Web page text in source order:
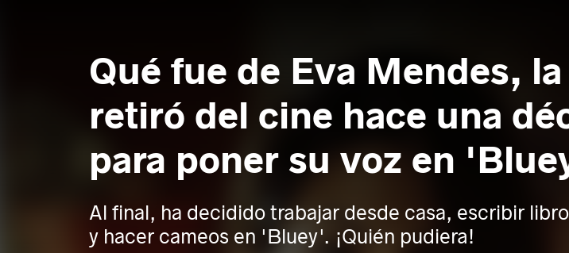
Qué fue de Eva Mendes,
retiró del cine hace una
para poner su voz en
Al final, ha decidido trabajar desde casa, escribir
y hacer cameos en 'Bluey'. ¡Quién pudiera!